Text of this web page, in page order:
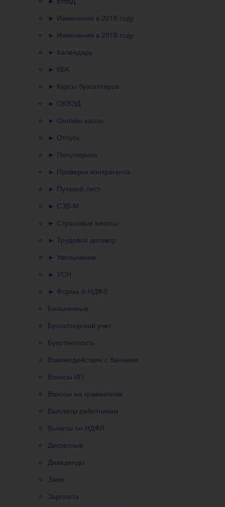
► Изменения в 2018 году
► Изменения в 2019 году
► Календарь
► КБК
► Курсы бухгалтеров
► ОКВЭД
► Онлайн кассы
► Отпуск
► Популярное
► Проверка контрагента
► Путевой лист
► СЗВ-М
► Страховые взносы
► Трудовой договор
► Увольнение
► УСН
► Форма 6-НДФЛ
Больничные
Бухгалтерский учет
Бухотчетность
Взаимодействие с банками
Взносы ИП
Взносы на травматизм
Выплаты работникам
Вычеты по НДФЛ
Декретные
Дивиденды
Заем
Зарплата